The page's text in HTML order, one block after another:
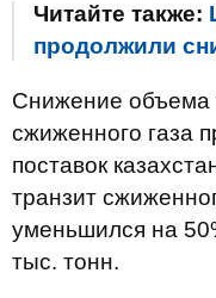
Читайте также:
продолжили
Снижение объема
сжиженного газа
поставок
транзит
уменьшился на
тыс. тонн.